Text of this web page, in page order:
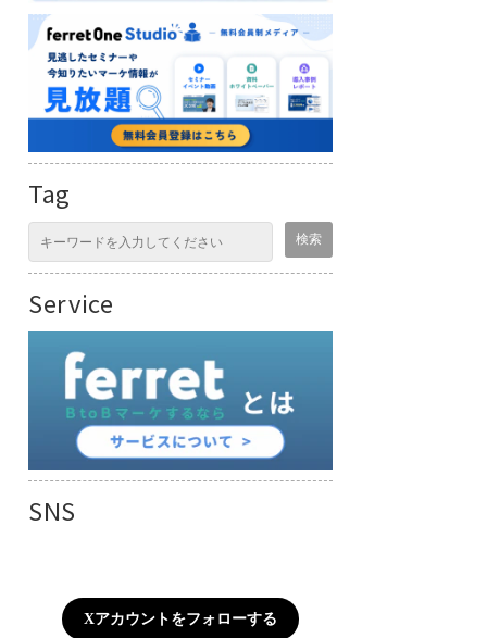
Tag
Service
SNS
Xアカウントをフォローする